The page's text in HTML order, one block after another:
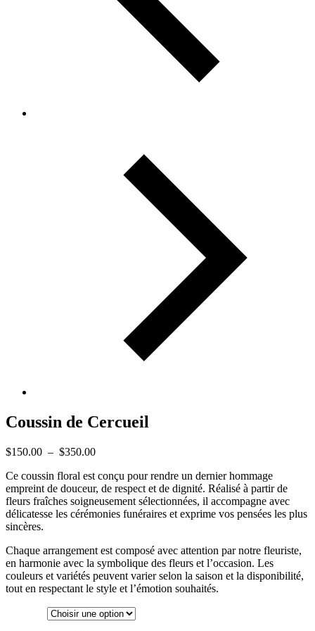
Coussin de Cercueil
$150.00 – $350.00Plage
prix :
$150.00
à
$350.00
Ce coussin floral est conçu pour rendre un dernier hommage
empreint de douceur, de respect et de dignité. Réalisé à partir de
fleurs fraîches soigneusement sélectionnées, il accompagne avec
délicatesse les cérémonies funéraires et exprime vos pensées les plus
sincères.
Chaque arrangement est composé avec attention par notre fleuriste,
en harmonie avec la symbolique des fleurs et l’occasion. Les
couleurs et variétés peuvent varier selon la saison et la disponibilité,
tout en respectant le style et l’émotion souhaités.